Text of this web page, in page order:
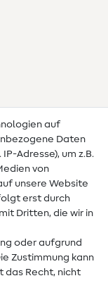
auf
Daten
Adresse), um z.B.
von
unsere Website
erst durch
Dritten, die wir in
oder aufgrund
Zustimmung kann
das Recht, nicht